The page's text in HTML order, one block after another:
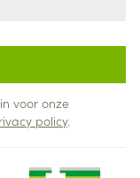
voor onze
policy.